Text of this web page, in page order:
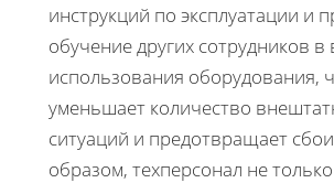
инструкций по эксплуатации и
обучение других сотрудников в
использования оборудования,
уменьшает количество
ситуаций и предотвращает
образом, техперсонал не